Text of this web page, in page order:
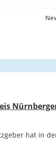
hat in